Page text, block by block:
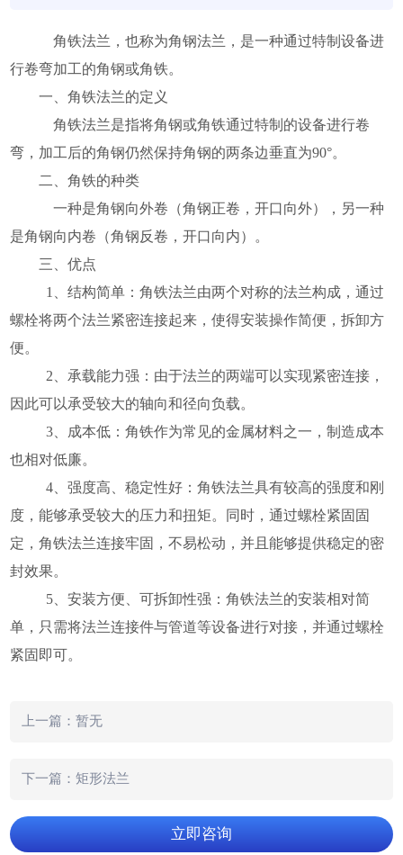
角铁法兰，也称为角钢法兰，是一种通过特制设备进
行卷弯加工的角钢或角铁。
一、角铁法兰的定义
角铁法兰是指将角钢或角铁通过特制的设备进行卷
弯，加工后的角钢仍然保持角钢的两条边垂直为90°。
二、角铁的种类
一种是角钢向外卷（角钢正卷，开口向外），另一种
是角钢向内卷（角钢反卷，开口向内）。
三、优点
1、结构简单：角铁法兰由两个对称的法兰构成，通过
螺栓将两个法兰紧密连接起来，使得安装操作简便，拆卸方
便。
2、承载能力强：由于法兰的两端可以实现紧密连接，
因此可以承受较大的轴向和径向负载。
3、成本低：角铁作为常见的金属材料之一，制造成本
也相对低廉。
4、强度高、稳定性好：角铁法兰具有较高的强度和刚
度，能够承受较大的压力和扭矩。同时，通过螺栓紧固固
定，角铁法兰连接牢固，不易松动，并且能够提供稳定的密
封效果。
5、安装方便、可拆卸性强：角铁法兰的安装相对简
单，只需将法兰连接件与管道等设备进行对接，并通过螺栓
紧固即可。
上一篇：暂无
下一篇：矩形法兰
立即咨询